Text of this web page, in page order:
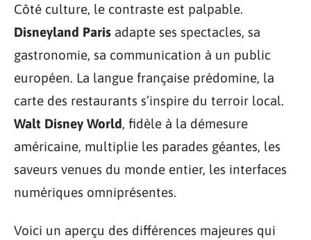
Côté culture, le contraste est palpable.
Disneyland Paris adapte ses spectacles, sa
gastronomie, sa communication à un public
européen. La langue française prédomine, la
carte des restaurants s’inspire du terroir local.
Walt Disney World, fidèle à la démesure
américaine, multiplie les parades géantes, les
saveurs venues du monde entier, les interfaces
numériques omniprésentes.
Voici un aperçu des différences majeures qui